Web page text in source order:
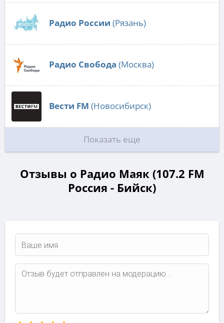
Радио России (Рязань)
Радио Свобода (Москва)
Вести FM (Новосибирск)
Показать еще
Отзывы о Радио Маяк (107.2 FM
Россия - Бийск)